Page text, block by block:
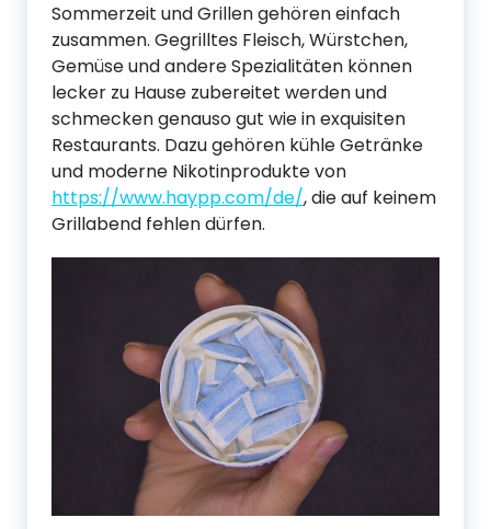
Sommerzeit und Grillen gehören einfach
zusammen. Gegrilltes Fleisch, Würstchen,
Gemüse und andere Spezialitäten können
lecker zu Hause zubereitet werden und
schmecken genauso gut wie in exquisiten
Restaurants. Dazu gehören kühle Getränke
und moderne Nikotinprodukte von
https://www.haypp.com/de/, die auf keinem
Grillabend fehlen dürfen.